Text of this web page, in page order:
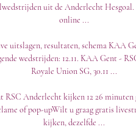
uit de Anderlecht Hesgoal.
online ...
uitslagen, resultaten, schema KAA
wedstrijden: 12.11. KAA Gent -
Royale Union SG, 30.11 ...
RSC Anderlecht kijken 12 26
of pop-upWilt u graag gratis
kijken, dezelfde ...